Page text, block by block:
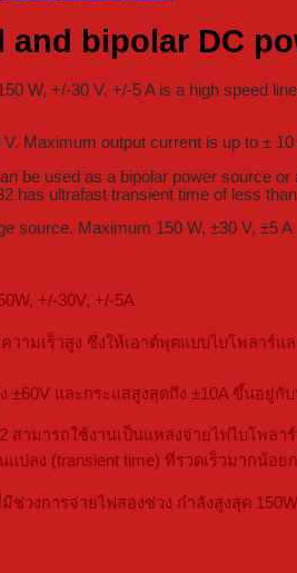
bipolar DC
W, +/-30 V, +/-5 A is a high speed
Maximum output current is up to ±
be used as a bipolar power source
has ultrafast transient time of less
source. Maximum 150 W, ±30 V, ±5 A
+/-30V, +/-5A
วามเร็วสูง ซึ่งให้เอาต์พุตแบบไบโพล
±60V และกระแสสูงสุดถึง ±10A ขึ้นอยู่
ามารถใช้งานเป็นแหล่งจ่ายไฟไบโพ
ปลง (transient time) ที่รวดเร็วมากน้อย
วงการจ่ายไฟสองช่วง กำลังสูงสุด